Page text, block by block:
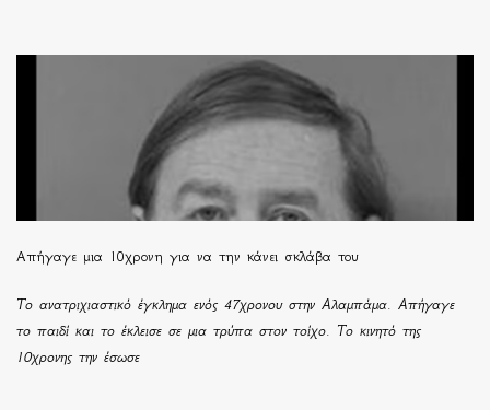
Απήγαγε μια 10χρονη για να την κάνει σκλάβα του
Το ανατριχιαστικό έγκλημα ενός 47χρονου στην Αλαμπάμα. Απήγαγε
το παιδί και το έκλεισε σε μια τρύπα στον τοίχο. Το κινητό της
10χρονης την έσωσε